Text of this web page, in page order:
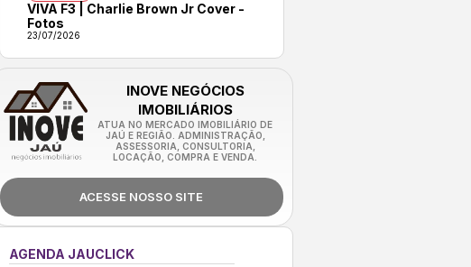
VIVA F3 | Charlie Brown Jr Cover -
Fotos
23/07/2026
INOVE NEGÓCIOS
IMOBILIÁRIOS
ATUA NO MERCADO IMOBILIÁRIO DE
JAÚ E REGIÃO. ADMINISTRAÇÃO,
ASSESSORIA, CONSULTORIA,
LOCAÇÃO, COMPRA E VENDA.
ACESSE NOSSO SITE
AGENDA JAUCLICK